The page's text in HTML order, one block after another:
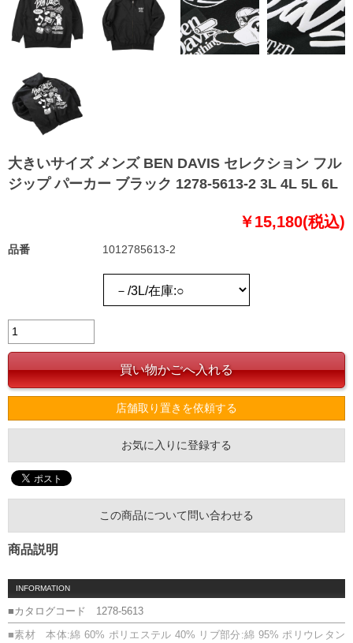
大きいサイズ メンズ BEN DAVIS セレクション フル
ジップ パーカー ブラック 1278-5613-2 3L 4L 5L 6L
￥15,180(税込)
品番 1012785613-2
店舗取り置きを依頼する
お気に入りに登録する
この商品について問い合わせる
商品説明
INFORMATION
■カタログコード 1278-5613
■素材 本体:綿 60% ポリエステル 40% リブ部分:綿 95% ポリウレタン